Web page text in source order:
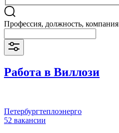
Профессия, должность, компания
Работа в Виллози
Петербургтеплоэнерго
52 вакансии